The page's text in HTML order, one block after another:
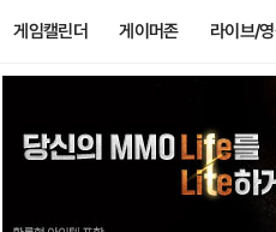
게임캘린더 게이머존 라이브/